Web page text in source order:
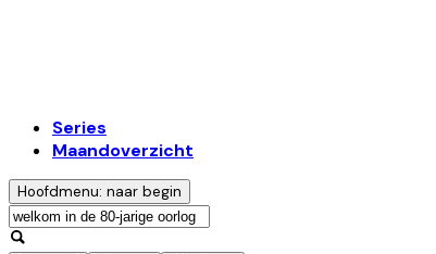
Series
Maandoverzicht
Hoofdmenu: naar begin